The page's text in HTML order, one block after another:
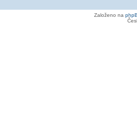
Založeno na